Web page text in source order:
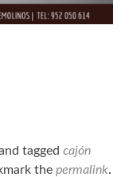
tagged cajón
the permalink.